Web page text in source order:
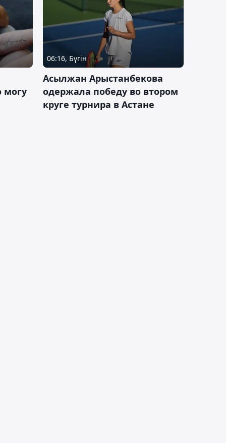
могу
06:16, Бүгін
Асылжан Арыстанбекова
одержала победу во втором
круге турнира в Астане